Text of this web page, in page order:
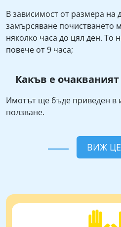
В зависимост от размера на
замърсяване почистването
няколко часа до цял ден. То
повече от 9 часа;
Какъв е очакваният
Имотът ще бъде приведен в
ползване.
ВИЖ